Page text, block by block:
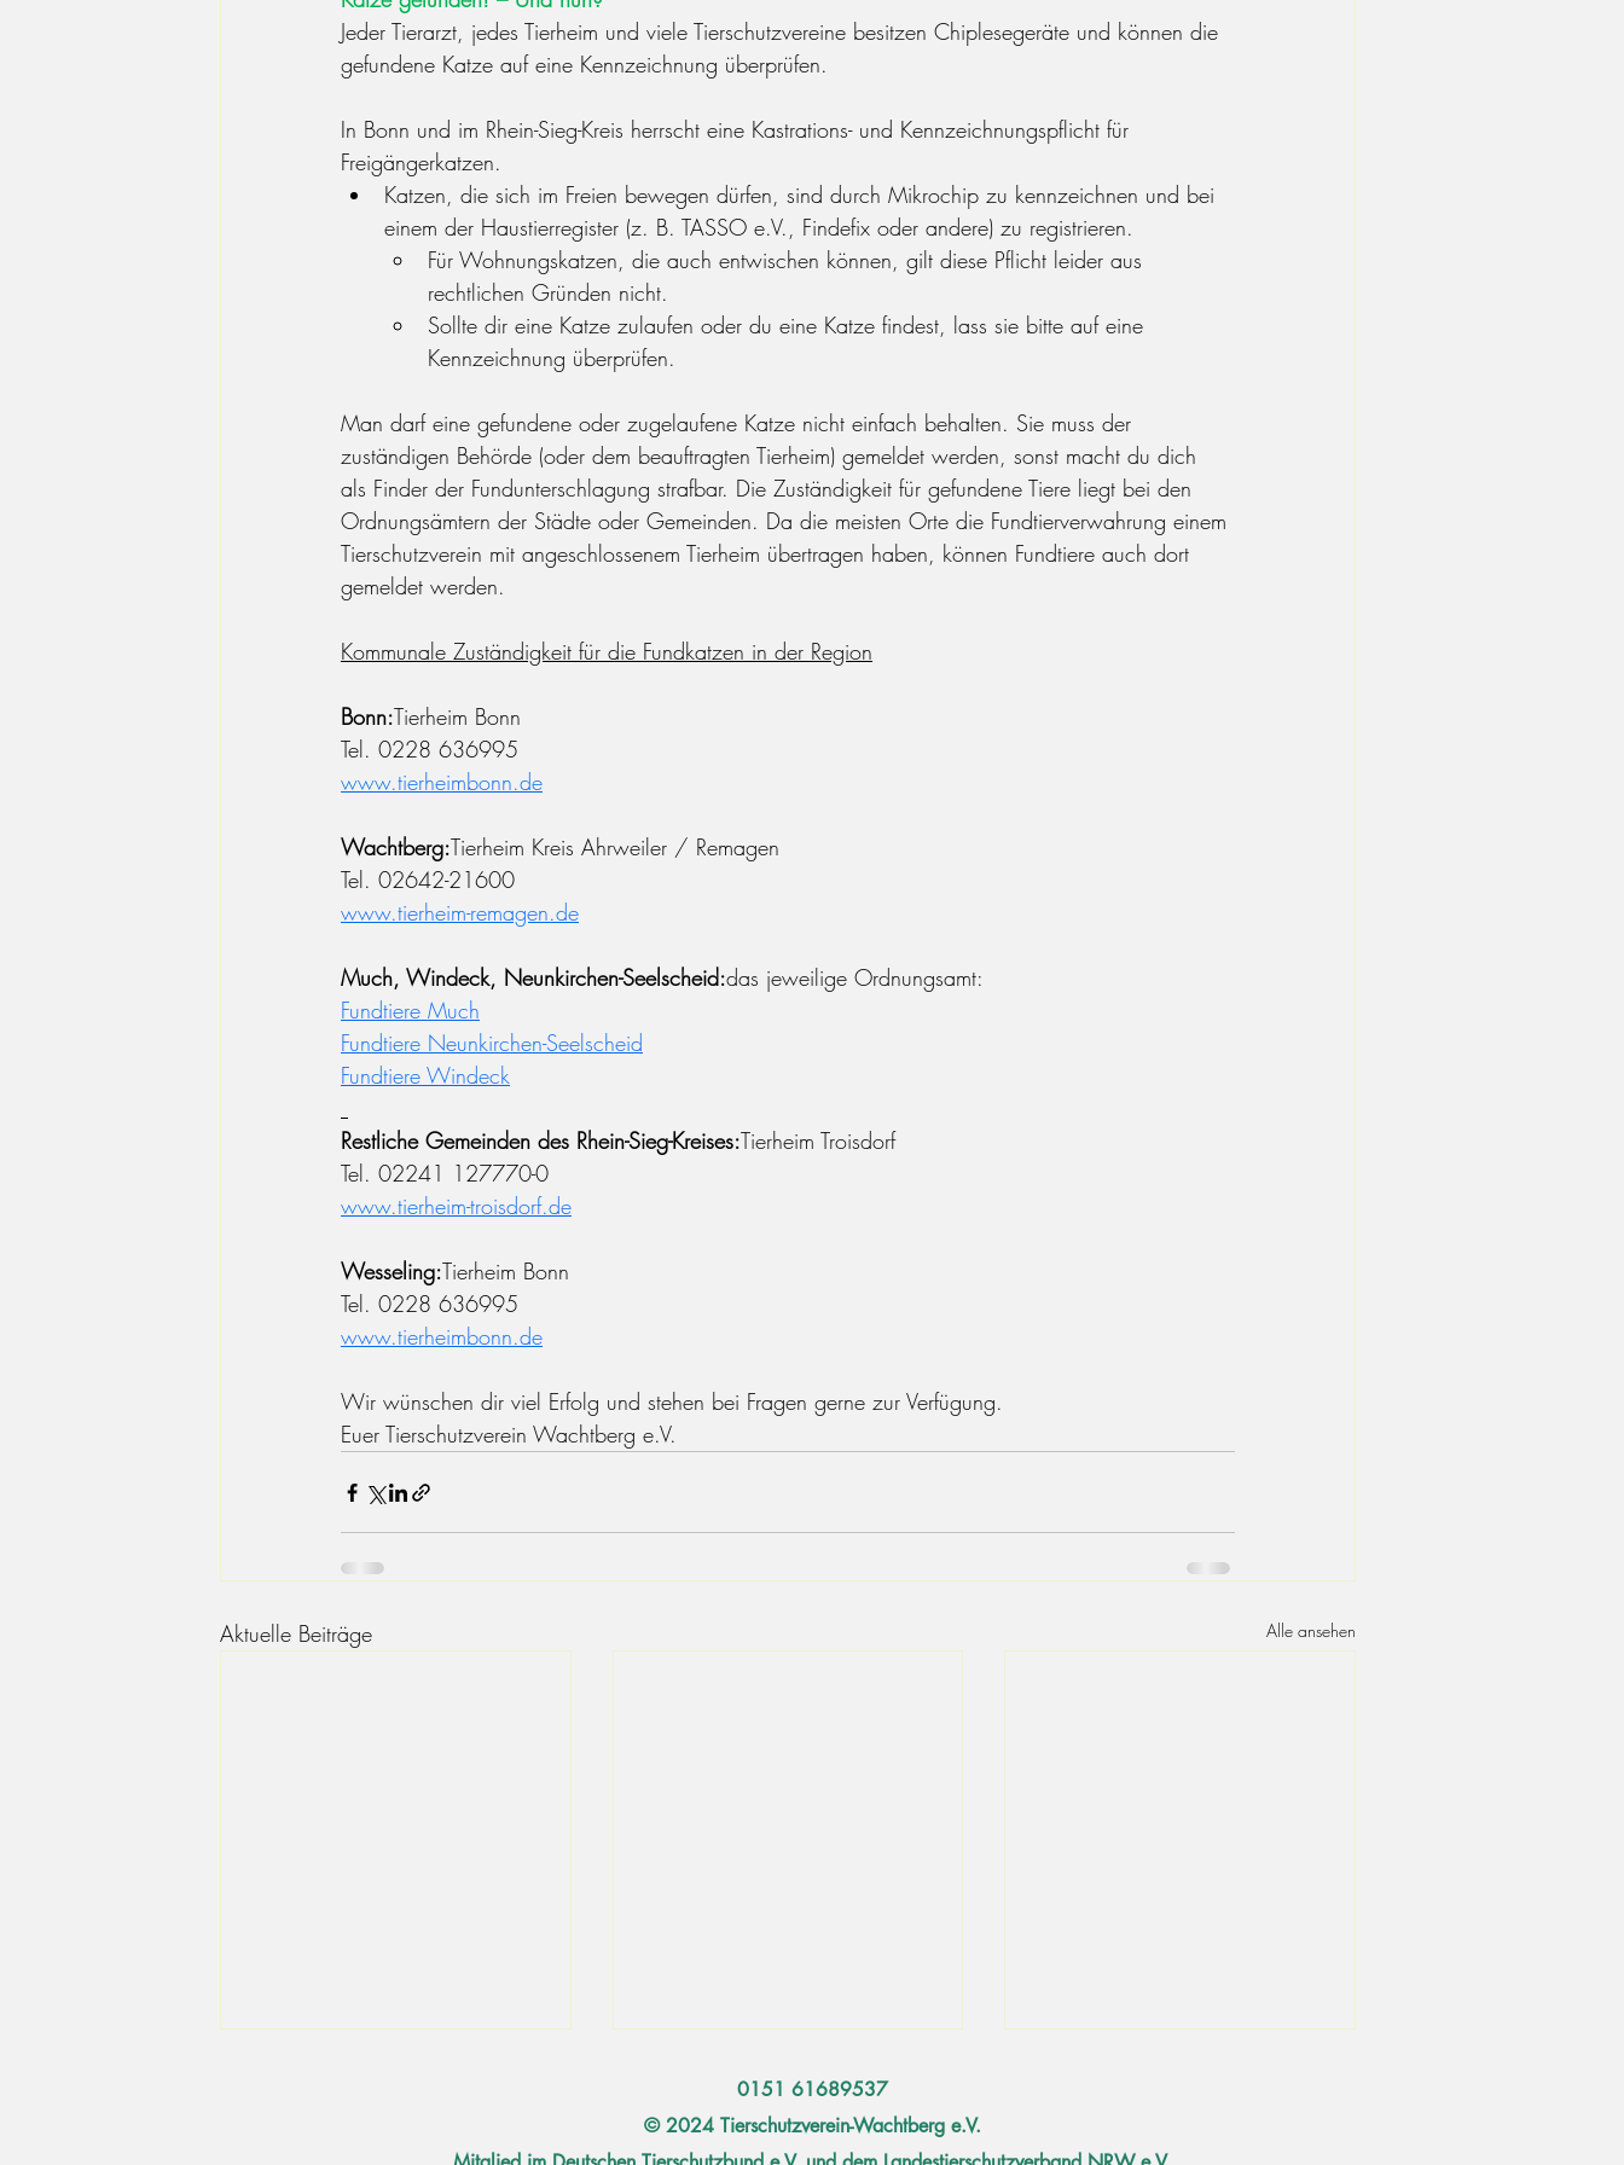
Jeder Tierarzt, jedes Tierheim und viele Tierschutzvereine besitzen Chiplesegeräte und können die
gefundene Katze auf eine Kennzeichnung überprüfen.
In Bonn und im Rhein-Sieg-Kreis herrscht eine Kastrations- und Kennzeichnungspflicht für
Freigängerkatzen.
Katzen, die sich im Freien bewegen dürfen, sind durch Mikrochip zu kennzeichnen und bei
einem der Haustierregister (z. B. TASSO e.V., Findefix oder andere) zu registrieren.
Für Wohnungskatzen, die auch entwischen können, gilt diese Pflicht leider aus
rechtlichen Gründen nicht.
Sollte dir eine Katze zulaufen oder du eine Katze findest, lass sie bitte auf eine
Kennzeichnung überprüfen.
Man darf eine gefundene oder zugelaufene Katze nicht einfach behalten. Sie muss der
zuständigen Behörde (oder dem beauftragten Tierheim) gemeldet werden, sonst macht du dich
als Finder der Fundunterschlagung strafbar. Die Zuständigkeit für gefundene Tiere liegt bei den
Ordnungsämtern der Städte oder Gemeinden. Da die meisten Orte die Fundtierverwahrung einem
Tierschutzverein mit angeschlossenem Tierheim übertragen haben, können Fundtiere auch dort
gemeldet werden.
Kommunale Zuständigkeit für die Fundkatzen in der Region
Bonn:Tierheim Bonn
Tel. 0228 636995
www.tierheimbonn.de
Wachtberg:Tierheim Kreis Ahrweiler / Remagen
Tel. 02642-21600
www.tierheim-remagen.de
Much, Windeck, Neunkirchen-Seelscheid:das jeweilige Ordnungsamt:
Fundtiere Much
Fundtiere Neunkirchen-Seelscheid
Fundtiere Windeck
Restliche Gemeinden des Rhein-Sieg-Kreises:Tierheim Troisdorf
Tel. 02241 127770-0
www.tierheim-troisdorf.de
Wesseling:Tierheim Bonn
Tel. 0228 636995
www.tierheimbonn.de
Wir wünschen dir viel Erfolg und stehen bei Fragen gerne zur Verfügung.
Euer Tierschutzverein Wachtberg e.V.
Aktuelle Beiträge Alle ansehen
0151 61689537
© 2024 Tierschutzverein-Wachtberg e.V.